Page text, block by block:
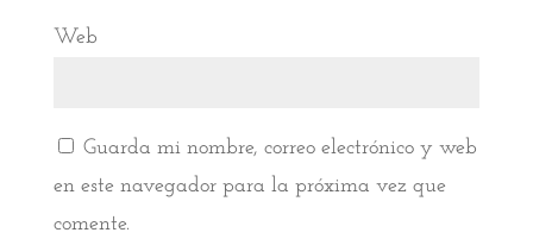
Web
Guarda mi nombre, correo electrónico y web
en este navegador para la próxima vez que
comente.